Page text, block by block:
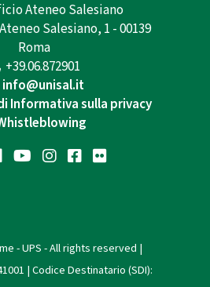
Ateneo Salesiano
Salesiano, 1 - 00139
Roma
+39.06.872901
info@unisal.it
Informativa sulla privacy
- UPS - All rights reserved |
| Codice Destinatario (SDI):